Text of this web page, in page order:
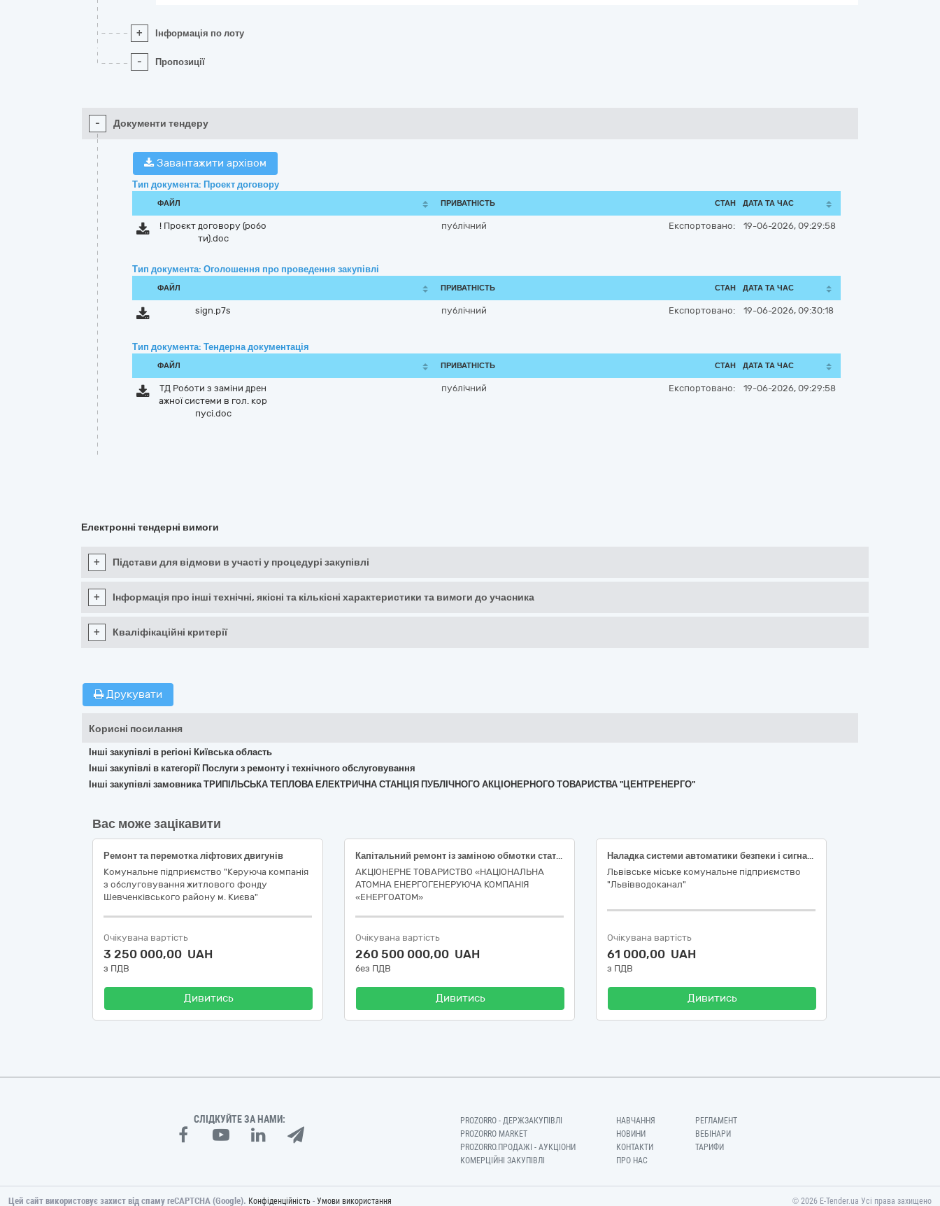
+ Інформація по лоту
- Пропозиції
- Документи тендеру
Завантажити архівом
Тип документа: Проект договору
ФАЙЛ ПРИВАТНІСТЬ СТАН ДАТА ТА ЧАС
! Проєкт договору (робо
ти).doc
публічний Експортовано: 19-06-2026, 09:29:58
Тип документа: Оголошення про проведення закупівлі
ФАЙЛ ПРИВАТНІСТЬ СТАН ДАТА ТА ЧАС
sign.p7s публічний Експортовано: 19-06-2026, 09:30:18
Тип документа: Тендерна документація
ФАЙЛ ПРИВАТНІСТЬ СТАН ДАТА ТА ЧАС
ТД Роботи з заміни дрен
ажної системи в гол. кор
пусі.doc
публічний Експортовано: 19-06-2026, 09:29:58
Електронні тендерні вимоги
+ Підстави для відмови в участі у процедурі закупівлі
+ Інформація про інші технічні, якісні та кількісні характеристики та вимоги до учасника
+ Кваліфікаційні критерії
Друкувати
Корисні посилання
Інші закупівлі в регіоні Київська область
Інші закупівлі в категорії Послуги з ремонту і технічного обслуговування
Інші закупівлі замовника ТРИПІЛЬСЬКА ТЕПЛОВА ЕЛЕКТРИЧНА СТАНЦІЯ ПУБЛІЧНОГО АКЦІОНЕРНОГО ТОВАРИСТВА "ЦЕНТРЕНЕРГО"
Вас може зацікавити
Ремонт та перемотка ліфтових двигунів
Комунальне підприємство "Керуюча компанія
з обслуговування житлового фонду
Шевченківського району м. Києва"
Очікувана вартість
3 250 000,00 UAH
з ПДВ
Дивитись
Капітальний ремонт із заміною обмотки статора турбогенератора типу ТВВ-220-2АУЗ, зав. № 023064
АКЦІОНЕРНЕ ТОВАРИСТВО «НАЦІОНАЛЬНА
АТОМНА ЕНЕРГОГЕНЕРУЮЧА КОМПАНІЯ
«ЕНЕРГОАТОМ»
Очікувана вартість
260 500 000,00 UAH
без ПДВ
Дивитись
Наладка системи автоматики безпеки і сигналізації на водогрійних котлах в котельнях ЛМКП «Львівводоканал»
Львівське міське комунальне підприємство
"Львівводоканал"
Очікувана вартість
61 000,00 UAH
з ПДВ
Дивитись
СЛІДКУЙТЕ ЗА НАМИ:
PROZORRO - ДЕРЖЗАКУПІВЛІ
PROZORRO MARKET
PROZORRO.ПРОДАЖІ - АУКЦІОНИ
КОМЕРЦІЙНІ ЗАКУПІВЛІ
НАВЧАННЯ
НОВИНИ
КОНТАКТИ
ПРО НАС
РЕГЛАМЕНТ
ВЕБІНАРИ
ТАРИФИ
Цей сайт використовує захист від спаму reCAPTCHA (Google). Конфіденційність - Умови використання © 2026 E-Tender.ua Усі права захищено